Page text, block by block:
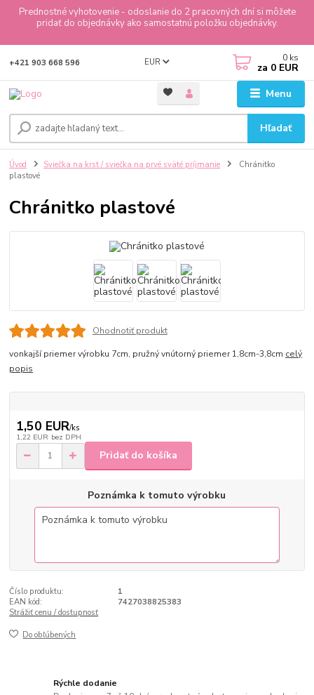
Prednostné vyhotovenie - odoslanie do 2 pracovných dní si môžete
pridať do objednávky ako samostatnú položku objednávky.
Menu
EUR
Hľadať
+421 903 668 596 0 ks
za 0 EUR
Úvod Sviečka na krst / sviečka na prvé sväté príjmanie
Chránitko
plastové
Chránitko plastové
Ohodnotiť produkt
vonkajší priemer výrobku 7cm, pružný vnútorný priemer 1,8cm-3,8cm celý
popis
1,50 EUR/ks
1,22 EUR bez DPH
Pridať do košíka
Poznámka k tomuto výrobku
Číslo produktu:
1
EAN kód:
7427038825383
Strážiť cenu / dostupnosť
Do obľúbených
Rýchle dodanie